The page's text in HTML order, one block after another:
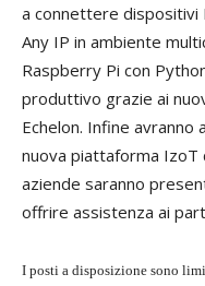
a connettere dispositivi
Any IP in ambiente
Raspberry Pi con
produttivo grazie ai
Echelon. Infine avranno
nuova piattaforma IzoT
aziende saranno
offrire assistenza ai
I posti a disposizione sono